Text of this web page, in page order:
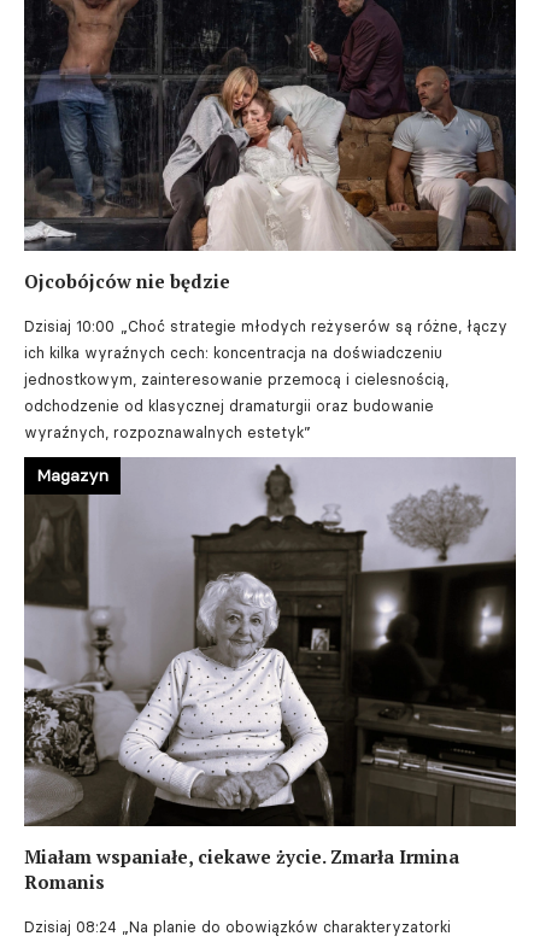
Ojcobójców nie będzie
Dzisiaj 10:00
„Choć strategie młodych reżyserów są różne, łączy
ich kilka wyraźnych cech: koncentracja na doświadczeniu
jednostkowym, zainteresowanie przemocą i cielesnością,
odchodzenie od klasycznej dramaturgii oraz budowanie
wyraźnych, rozpoznawalnych estetyk”
Miałam wspaniałe, ciekawe życie. Zmarła Irmina
Romanis
Dzisiaj 08:24
„Na planie do obowiązków charakteryzatorki
Magazyn